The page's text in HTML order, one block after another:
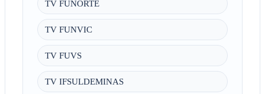
TV FUNORTE
TV FUNVIC
TV FUVS
TV IFSULDEMINAS